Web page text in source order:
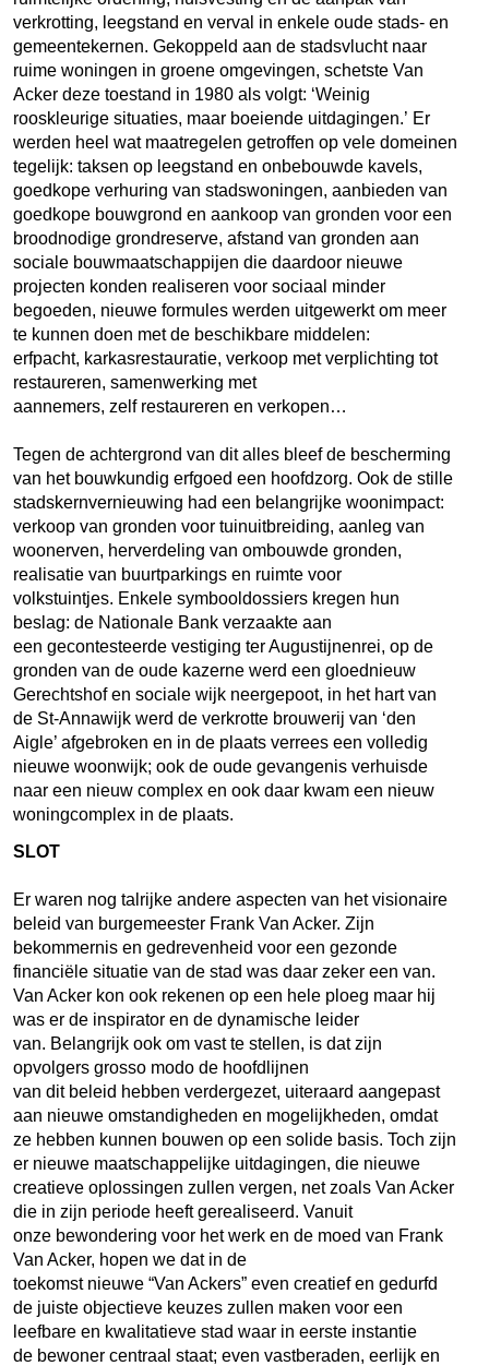
verkrotting, leegstand en verval in enkele oude stads- en
gemeentekernen. Gekoppeld aan de stadsvlucht naar
ruime woningen in groene omgevingen, schetste Van
Acker deze toestand in 1980 als volgt: ‘Weinig
rooskleurige situaties, maar boeiende uitdagingen.’ Er
werden heel wat maatregelen getroffen op vele domeinen
tegelijk: taksen op leegstand en onbebouwde kavels,
goedkope verhuring van stadswoningen, aanbieden van
goedkope bouwgrond en aankoop van gronden voor een
broodnodige grondreserve, afstand van gronden aan
sociale bouwmaatschappijen die daardoor nieuwe
projecten konden realiseren voor sociaal minder
begoeden, nieuwe formules werden uitgewerkt om meer
te kunnen doen met de beschikbare middelen:
erfpacht, karkasrestauratie, verkoop met verplichting tot
restaureren, samenwerking met
aannemers, zelf restaureren en verkopen…
Tegen de achtergrond van dit alles bleef de bescherming
van het bouwkundig erfgoed een hoofdzorg. Ook de stille
stadskernvernieuwing had een belangrijke woonimpact:
verkoop van gronden voor tuinuitbreiding, aanleg van
woonerven, herverdeling van ombouwde gronden,
realisatie van buurtparkings en ruimte voor
volkstuintjes. Enkele symbooldossiers kregen hun
beslag: de Nationale Bank verzaakte aan
een gecontesteerde vestiging ter Augustijnenrei, op de
gronden van de oude kazerne werd een gloednieuw
Gerechtshof en sociale wijk neergepoot, in het hart van
de St-Annawijk werd de verkrotte brouwerij van ‘den
Aigle’ afgebroken en in de plaats verrees een volledig
nieuwe woonwijk; ook de oude gevangenis verhuisde
naar een nieuw complex en ook daar kwam een nieuw
woningcomplex in de plaats.
SLOT
Er waren nog talrijke andere aspecten van het visionaire
beleid van burgemeester Frank Van Acker. Zijn
bekommernis en gedrevenheid voor een gezonde
financiële situatie van de stad was daar zeker een van.
Van Acker kon ook rekenen op een hele ploeg maar hij
was er de inspirator en de dynamische leider
van. Belangrijk ook om vast te stellen, is dat zijn
opvolgers grosso modo de hoofdlijnen
van dit beleid hebben verdergezet, uiteraard aangepast
aan nieuwe omstandigheden en mogelijkheden, omdat
ze hebben kunnen bouwen op een solide basis. Toch zijn
er nieuwe maatschappelijke uitdagingen, die nieuwe
creatieve oplossingen zullen vergen, net zoals Van Acker
die in zijn periode heeft gerealiseerd. Vanuit
onze bewondering voor het werk en de moed van Frank
Van Acker, hopen we dat in de
toekomst nieuwe “Van Ackers” even creatief en gedurfd
de juiste objectieve keuzes zullen maken voor een
leefbare en kwalitatieve stad waar in eerste instantie
de bewoner centraal staat; even vastberaden, eerlijk en